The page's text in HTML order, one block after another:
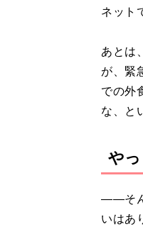
ネット
あとは
が、緊
での外
な、と
や
――そん
いはあ